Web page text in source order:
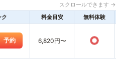
スクロールできます →
ク 料金目安 無料体験
予約 6,820円〜 ○